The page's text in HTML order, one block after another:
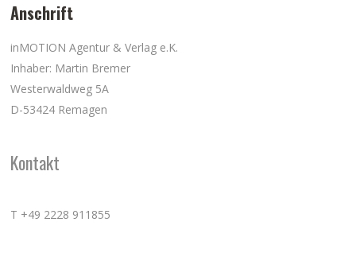
Anschrift
inMOTION Agentur & Verlag e.K.
Inhaber: Martin Bremer
Westerwaldweg 5A
D-53424 Remagen
Kontakt
T +49 2228 911855